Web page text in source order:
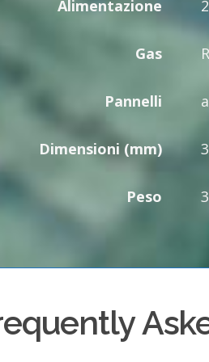
Alimentazione
Gas
Pannelli
Dimensioni (mm)
Peso